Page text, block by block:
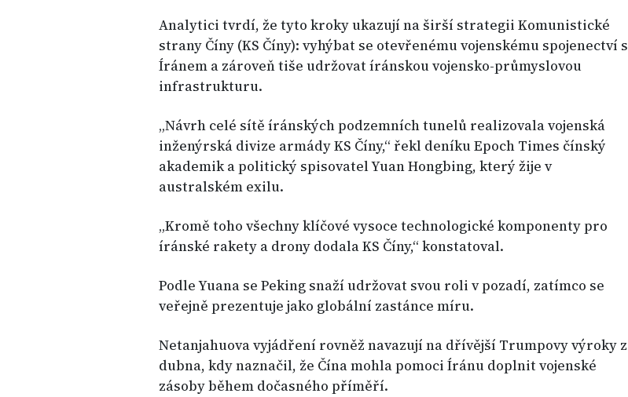
Analytici tvrdí, že tyto kroky ukazují na širší strategii Komunistické
strany Číny (KS Číny): vyhýbat se otevřenému vojenskému spojenectví s
Íránem a zároveň tiše udržovat íránskou vojensko-průmyslovou
infrastrukturu.
„Návrh celé sítě íránských podzemních tunelů realizovala vojenská
inženýrská divize armády KS Číny,“ řekl deníku Epoch Times čínský
akademik a politický spisovatel Yuan Hongbing, který žije v
australském exilu.
„Kromě toho všechny klíčové vysoce technologické komponenty pro
íránské rakety a drony dodala KS Číny,“ konstatoval.
Podle Yuana se Peking snaží udržovat svou roli v pozadí, zatímco se
veřejně prezentuje jako globální zastánce míru.
Netanjahuova vyjádření rovněž navazují na dřívější Trumpovy výroky z
dubna, kdy naznačil, že Čína mohla pomoci Íránu doplnit vojenské
zásoby během dočasného příměří.